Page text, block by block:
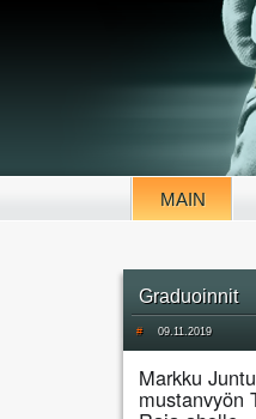
MAIN
Graduoinnit
# 09.11.2019
Markku
mustanvyön